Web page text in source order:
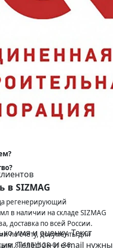
31460-2012, ГОСТ Р
2018
в SIZMAG
регенерирующий
в наличии на складе SIZMAG
доставка по всей России.
по счёту, документы для
8 (495) 128-01-36.
имя и оценку. Текст
Телефон и e-mail нужны